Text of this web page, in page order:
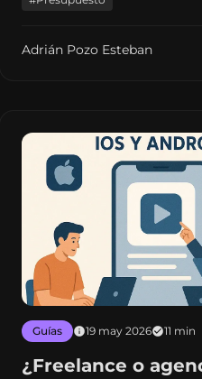
Adrián Pozo Esteban
Guías 19 may 2026 11 min
¿Freelance o